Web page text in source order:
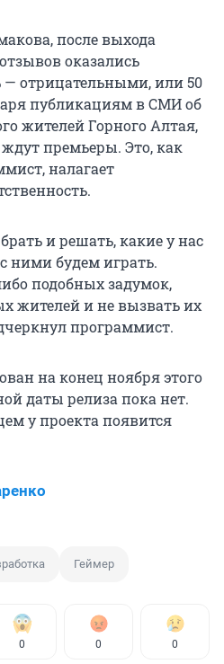
после выхода
оказались
отрицательными, или 50
публикациям в СМИ об
жителей Горного Алтая,
премьеры. Это, как
налагает
и решать, какие у нас
ними будем играть.
подобных задумок,
жителей и не вызвать их
программист.
на конец ноября этого
даты релиза пока нет.
у проекта появится
Геймер
0 0 0